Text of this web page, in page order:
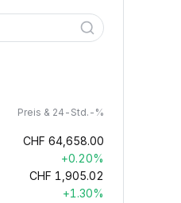
Preis & 24-Std.-%
CHF 64,658.00
+0.20%
CHF 1,905.02
+1.30%